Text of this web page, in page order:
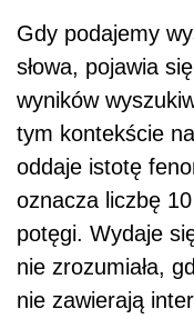
Gdy podajemy
słowa, pojawia
wyników
tym kontekście
oddaje istotę
oznacza liczbę
potęgi. Wydaje
nie zrozumiała,
nie zawierają